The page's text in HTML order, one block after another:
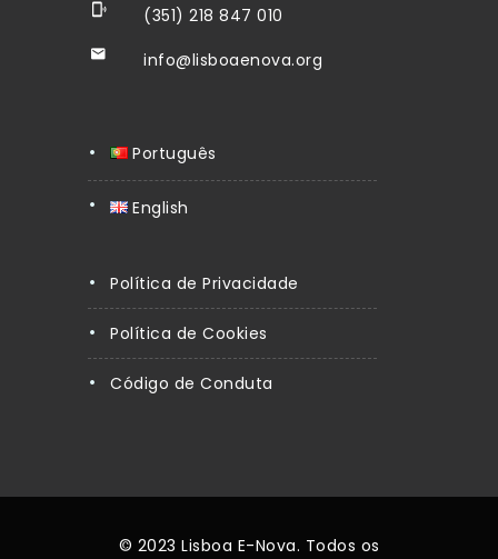
(351) 218 847 010
info@lisboaenova.org
Português
English
Política de Privacidade
Política de Cookies
Código de Conduta
© 2023 Lisboa E-Nova. Todos os